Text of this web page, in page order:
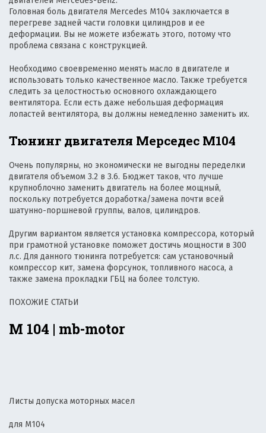
Головная боль двигателя Mercedes M104 заключается в
перегреве задней части головки цилиндров и ее
деформации. Вы не можете избежать этого, потому что
проблема связана с конструкцией.
Необходимо своевременно менять масло в двигателе и
использовать только качественное масло. Также требуется
следить за целостностью основного охлаждающего
вентилятора. Если есть даже небольшая деформация
лопастей вентилятора, вы должны немедленно заменить их.
Тюнинг двигателя Мерседес М104
Очень популярны, но экономически не выгодны переделки
двигателя объемом 3.2 в 3.6. Бюджет таков, что лучше
крупноблочно заменить двигатель на более мощный,
поскольку потребуется доработка/замена почти всей
шатунно-поршневой группы, валов, цилиндров.
Другим вариантом является установка компрессора, который
при грамотной установке поможет достичь мощности в 300
л.с. Для данного тюнинга потребуется: сам установочный
компрессор кит, замена форсунок, топливного насоса, а
также замена прокладки ГБЦ на более толстую.
ПОХОЖИЕ СТАТЬИ
М 104 | mb-motor
Листы допуска моторных масел
для М104